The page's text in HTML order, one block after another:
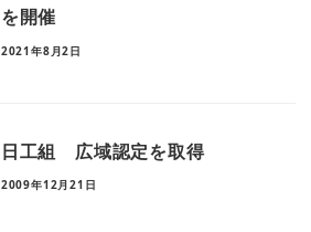
を開催
2021年8月2日
日工組 広域認定を取得
2009年12月21日